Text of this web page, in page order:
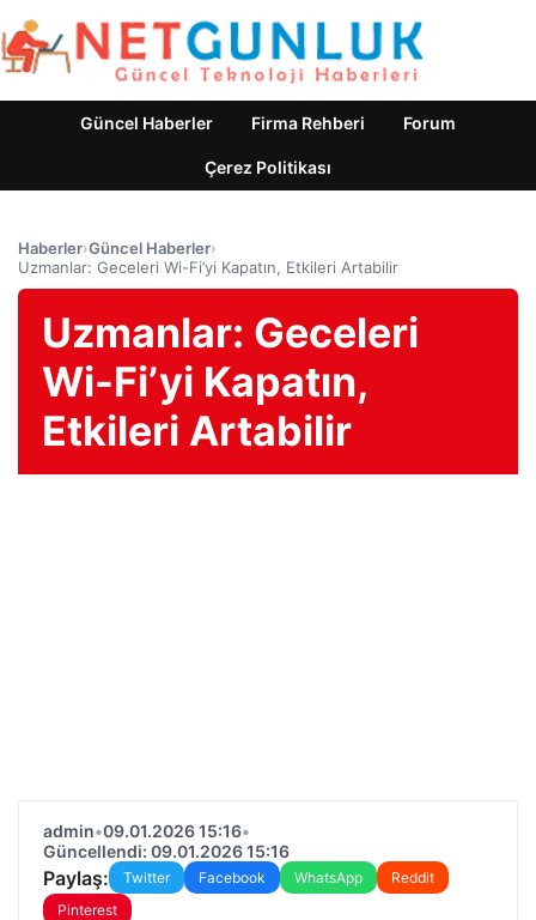
Güncel Haberler Firma Rehberi Forum
Çerez Politikası
Haberler›Güncel Haberler›
Uzmanlar: Geceleri Wi-Fi’yi Kapatın, Etkileri Artabilir
Uzmanlar: Geceleri
Wi-Fi’yi Kapatın,
Etkileri Artabilir
admin•09.01.2026 15:16•
Güncellendi: 09.01.2026 15:16
Paylaş: Twitter Facebook WhatsApp
Reddit
Pinterest